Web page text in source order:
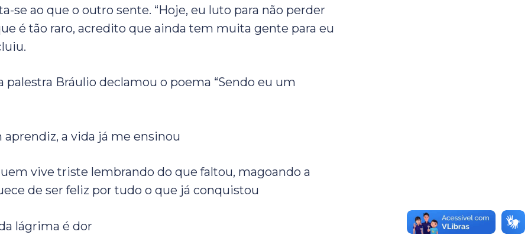
se ao que o outro sente. “Hoje, eu luto para não perder
é tão raro, acredito que ainda tem muita gente para eu
palestra Bráulio declamou o poema “Sendo eu um
aprendiz, a vida já me ensinou
vive triste lembrando do que faltou, magoando a
de ser feliz por tudo o que já conquistou
lágrima é dor